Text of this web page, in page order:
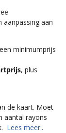
aanpassing aan
minimumprijs
, plus
de kaart. Moet
aantal rayons
Lees meer..